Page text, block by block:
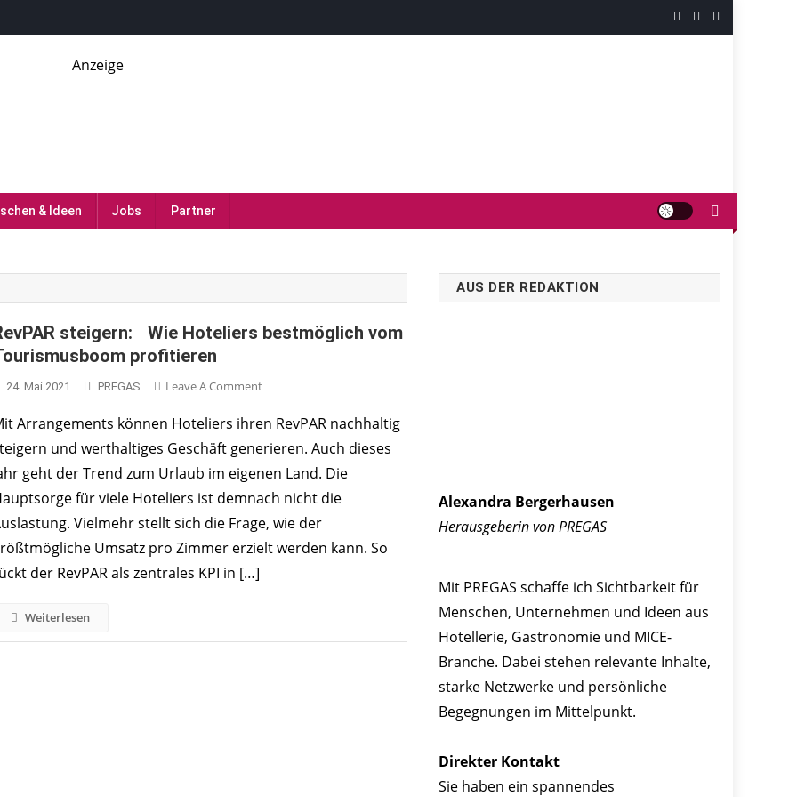
Anzeige
& Ideen Jobs Partner
steigern: Wie Hoteliers bestmöglich vom
profitieren
24. Mai 2021 PREGAS Leave A CommentOn
Steigern:
Wie
Bestmöglich
Vom
Tourismusboom
Arrangements können Hoteliers ihren RevPAR nachhaltig
und werthaltiges Geschäft generieren. Auch dieses
geht der Trend zum Urlaub im eigenen Land. Die
für viele Hoteliers ist demnach nicht die
Vielmehr stellt sich die Frage, wie der
Umsatz pro Zimmer erzielt werden kann. So
der RevPAR als zentrales KPI in […]
Weiterlesen
AUS DER REDAKTION
Alexandra Bergerhausen
Herausgeberin von PREGAS
Mit PREGAS schaffe ich Sichtbarkeit für
Menschen, Unternehmen und Ideen aus
Hotellerie, Gastronomie und MICE-
Branche. Dabei stehen relevante Inhalte,
starke Netzwerke und persönliche
Begegnungen im Mittelpunkt.
Direkter Kontakt
Sie haben ein spannendes